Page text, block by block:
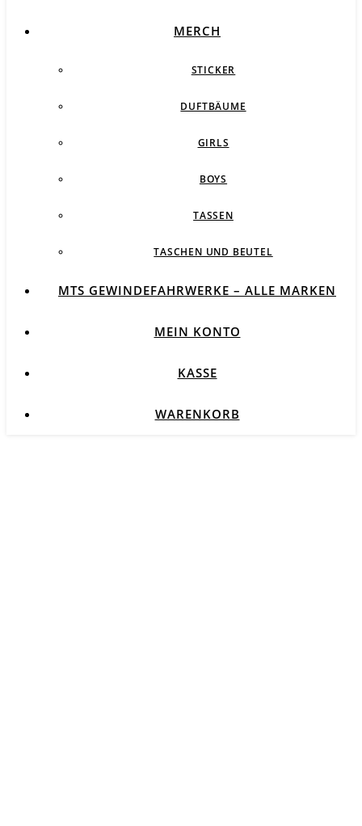
MERCH
STICKER
DUFTBÄUME
GIRLS
BOYS
TASSEN
TASCHEN UND BEUTEL
MTS GEWINDEFAHRWERKE – ALLE MARKEN
MEIN KONTO
KASSE
WARENKORB